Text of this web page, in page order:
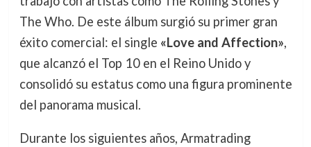
The Who. De este álbum surgió su primer gran
éxito comercial: el single «Love and Affection»,
que alcanzó el Top 10 en el Reino Unido y
consolidó su estatus como una figura prominente
del panorama musical.
Durante los siguientes años, Armatrading